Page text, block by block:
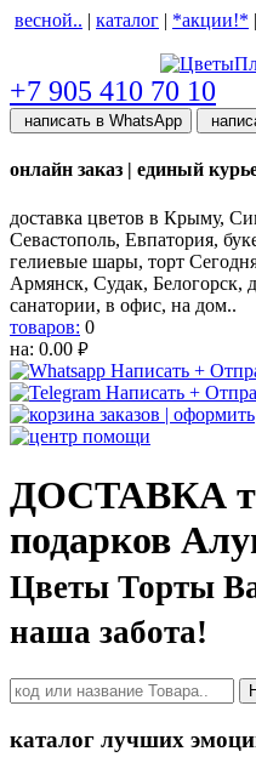
весной.. | каталог | *акции!* |
+7 905 410 70 10
написать в WhatsApp
онлайн заказ | единый
доставка цветов в Крыму,
Севастополь, Евпатория,
гелиевые шары, торт
Армянск, Судак, Белогорск,
санатории, в офис, на дом..
товаров: 0
на: 0.00 руб.
ДОСТАВКА
подарков
Цветы Торты
наша забота!
каталог лучших